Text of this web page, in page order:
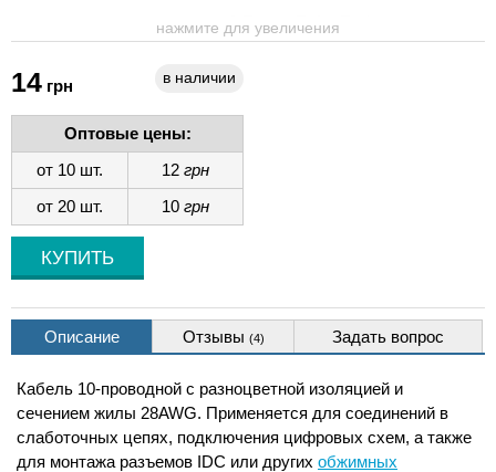
нажмите для увеличения
14 грн в наличии
Оптовые цены:
от 10 шт.
12 грн
от 20 шт.
10 грн
Описание Отзывы (4) Задать вопрос
Кабель 10-проводной с разноцветной изоляцией и
сечением жилы 28AWG. Применяется для соединений в
слаботочных цепях, подключения цифровых схем, а также
для монтажа разъемов IDC или других обжимных